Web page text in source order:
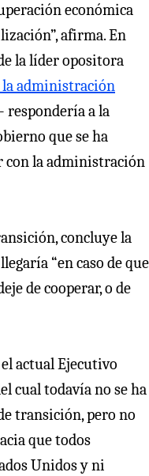
económica
afirma. En
la líder opositora
la administración
- respondería a la
que se ha
la administración
concluye la
“en caso de que
de cooperar, o de
actual Ejecutivo
cual todavía no se ha
transición, pero no
que todos
Unidos y ni